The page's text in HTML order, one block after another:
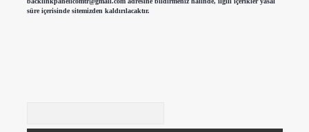
süre içerisinde sitemizden kaldırılacaktır.